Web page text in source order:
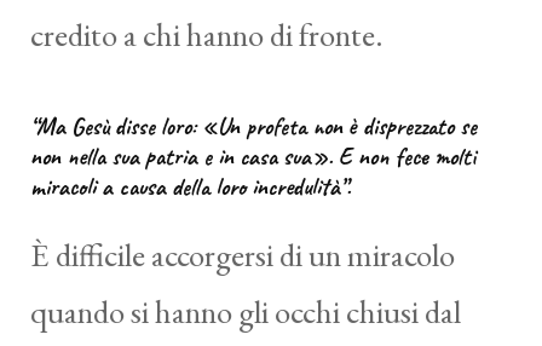
credito a chi hanno di fronte.
“Ma Gesù disse loro: «Un profeta non è disprezzato se
non nella sua patria e in casa sua». E non fece molti
miracoli a causa della loro incredulità”.
È difficile accorgersi di un miracolo
quando si hanno gli occhi chiusi dal